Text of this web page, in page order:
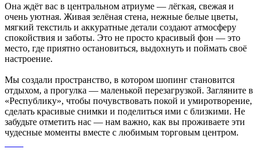
Она ждёт вас в центральном атриуме — лёгкая, свежая и
очень уютная. Живая зелёная стена, нежные белые цветы,
мягкий текстиль и аккуратные детали создают атмосферу
спокойствия и заботы. Это не просто красивый фон — это
место, где приятно остановиться, выдохнуть и поймать своё
настроение.
Мы создали пространство, в котором шопинг становится
отдыхом, а прогулка — маленькой перезагрузкой. Загляните в
«Республику», чтобы почувствовать покой и умиротворение,
сделать красивые снимки и поделиться ими с близкими. Не
забудьте отметить нас — нам важно, как вы проживаете эти
чудесные моменты вместе с любимым торговым центром.